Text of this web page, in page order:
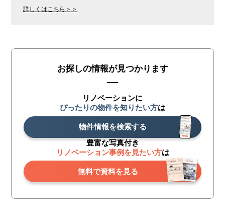
詳しくはこちら＞＞
お探しの情報が見つかります
リノベーションに
ぴったりの物件を知りたい方は
物件情報を検索する
豊富な写真付き
リノベーション事例を見たい方は
無料で資料を見る